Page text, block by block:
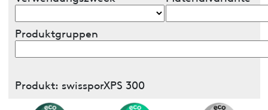
Produktgruppen
Produkt: swissporXPS 300